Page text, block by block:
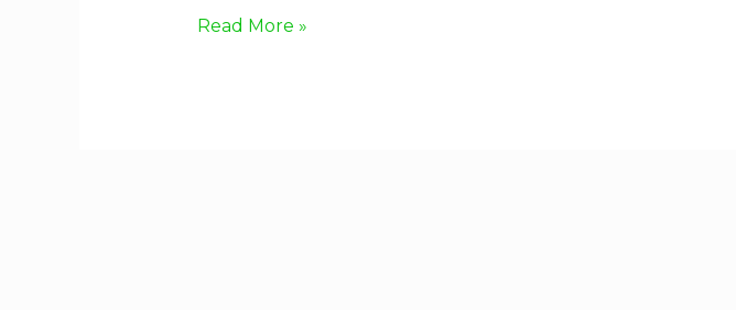
Read More »